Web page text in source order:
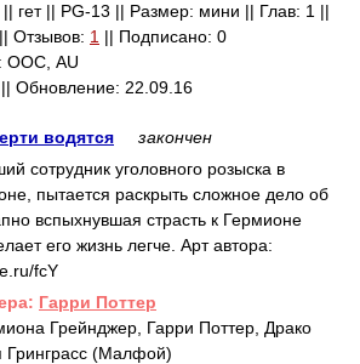
гет || PG-13 || Размер: мини || Глав: 1 ||
Отзывов: 1 || Подписано: 0
ООС, AU
Обновление: 22.09.16
водятся
закончен
сотрудник уголовного розыска в
пытается раскрыть сложное дело об
вспыхнувшая страсть к Гермионе
его жизнь легче. Арт автора:
fcY
Гарри Поттер
Грейнджер, Гарри Поттер, Драко
(Малфой)